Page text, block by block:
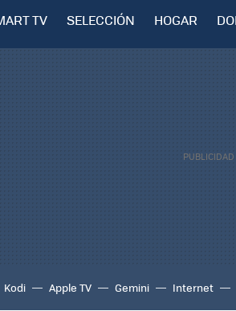
TV SELECCIÓN HOGAR
Kodi Apple TV Gemini Internet